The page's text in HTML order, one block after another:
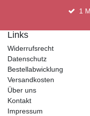
1
Links
Widerrufsrecht
Datenschutz
Bestellabwicklung
Versandkosten
Über uns
Kontakt
Impressum